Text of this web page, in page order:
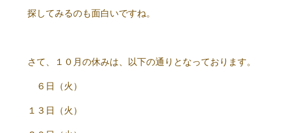
探してみるのも面白いですね。
さて、１０月の休みは、以下の通りとなっております。
６日（火）
１３日（火）